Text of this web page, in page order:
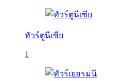
ทัวร์ตูนีเซีย
1